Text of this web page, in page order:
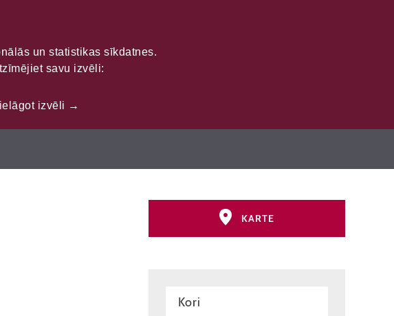
KARTE
Kori
un statistikas sīkdatnes.
savu izvēli:
izvēli →